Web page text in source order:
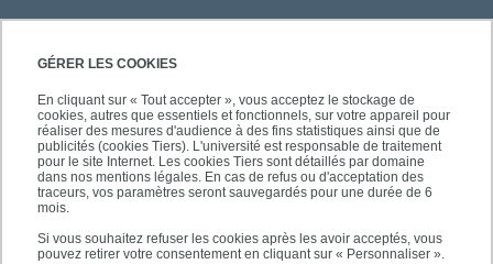
GÉRER LES COOKIES
En cliquant sur « Tout accepter », vous acceptez le stockage de
cookies, autres que essentiels et fonctionnels, sur votre appareil pour
réaliser des mesures d'audience à des fins statistiques ainsi que de
publicités (cookies Tiers). L'université est responsable de traitement
pour le site Internet. Les cookies Tiers sont détaillés par domaine
dans nos mentions légales. En cas de refus ou d'acceptation des
traceurs, vos paramètres seront sauvegardés pour une durée de 6
mois.
Si vous souhaitez refuser les cookies après les avoir acceptés, vous
pouvez retirer votre consentement en cliquant sur « Personnaliser ».